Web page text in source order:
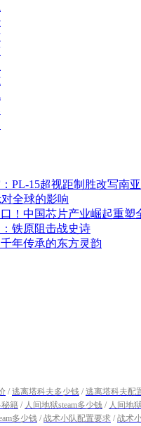
PL-15超视距制胜改写南
对全球的影响
！中国芯片产业崛起重塑
铁原阻击战史诗
年传承的东方灵韵
/ 逃离塔科夫多少钱 / 逃离塔科夫配
籍 / 人间地狱steam多少钱 / 人间地
多少钱 / 战术小队配置要求 / 战术